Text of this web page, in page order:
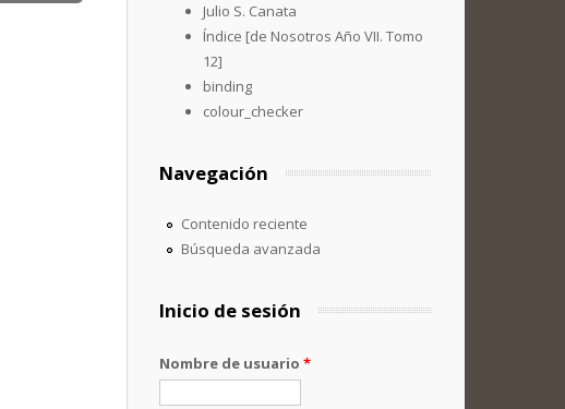
Julio S. Canata
Índice [de Nosotros Año VII. Tomo
12]
binding
colour_checker
Navegación
Contenido reciente
Búsqueda avanzada
Inicio de sesión
Nombre de usuario *